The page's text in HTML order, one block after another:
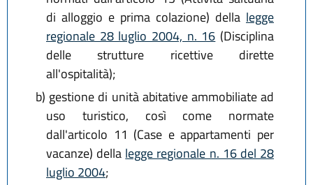
di alloggio e prima colazione) della legge
regionale 28 luglio 2004, n. 16 (Disciplina
delle strutture ricettive dirette
all'ospitalità);
b) gestione di unità abitative ammobiliate ad
uso turistico, così come normate
dall'articolo 11 (Case e appartamenti per
vacanze) della legge regionale n. 16 del 28
luglio 2004;